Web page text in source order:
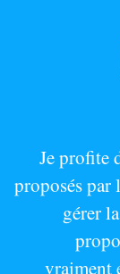
Je profite
proposés par
gérer
vraiment